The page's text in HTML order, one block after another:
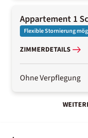
Appartement 1
Flexible Stornierung
ZIMMERDETAILS
Ohne Verpflegung